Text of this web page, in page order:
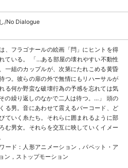
/No Dialogue
、フラゴナールの絵画「閂」にヒントを得
ている。 「…ある部屋の壊れやすい不動性
一組のカップルが、次第にたれこめる黄昏
つ。彼らの扉の外で無情にもリハーサルが
る何か野蛮な破壊行為の予感を忘れては気
の繰り返しのなかで二人は待つ。…」 頭の
る男。音にあわせて震えるバーコード、ど
ていく糸たち。それらに囲まれるように部
む男女。それらを交互に映していくイメー
ード：人形アニメーション，パペット・ア
ン，ストップモーション